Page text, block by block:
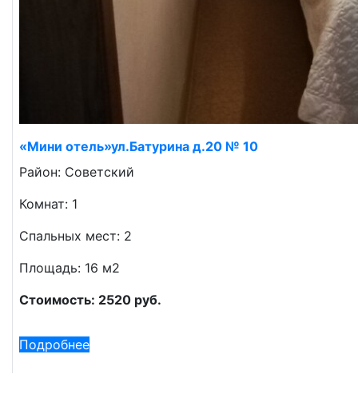
«Мини отель»ул.Батурина д.20 № 10
Район: Советский
Комнат: 1
Спальных мест: 2
Площадь: 16 м2
Стоимость: 2520 руб.
Подробнее